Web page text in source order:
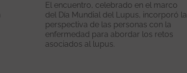
El encuentro, celebrado en el marco
del Día Mundial del Lupus, incorporó la
perspectiva de las personas con la
enfermedad para abordar los retos
asociados al lupus.